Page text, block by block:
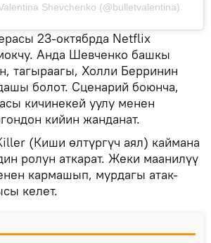
Shevchenko (@bulletvalentina)
23-октябрда Netflix
Анда Шевченко башкы
тагыраагы, Холли Берринин
болот. Сценарий боюнча,
кичинекей уулу менен
кийин жанданат.
(Киши өлтүргүч аял) каймана
ролун аткарат. Жеки маанилүү
кармашып, мурдагы атак-
келет.